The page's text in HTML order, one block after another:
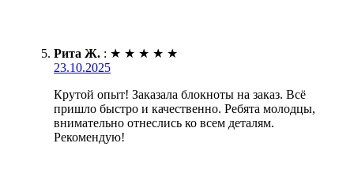
Рита Ж. : ★ ★ ★ ★ ★
23.10.2025
Крутой опыт! Заказала блокноты на заказ. Всё
пришло быстро и качественно. Ребята молодцы,
внимательно отнеслись ко всем деталям.
Рекомендую!